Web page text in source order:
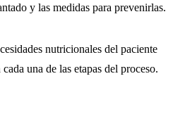
y las medidas para prevenirlas.
nutricionales del paciente
una de las etapas del proceso.